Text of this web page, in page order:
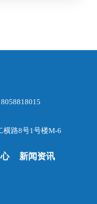
横路8号1号楼M-6
新闻资讯